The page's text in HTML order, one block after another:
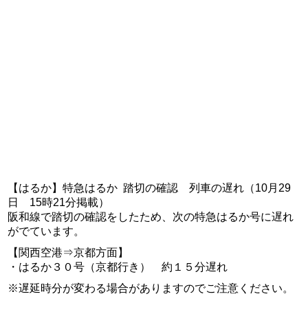
【はるか】特急はるか 踏切の確認 列車の遅れ（10月29
日 15時21分掲載）
阪和線で踏切の確認をしたため、次の特急はるか号に遅れ
がでています。
【関西空港⇒京都方面】
・はるか３０号（京都行き） 約１５分遅れ
※遅延時分が変わる場合がありますのでご注意ください。